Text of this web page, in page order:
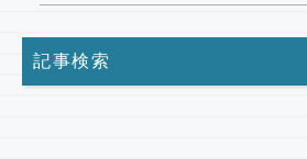
記事検索